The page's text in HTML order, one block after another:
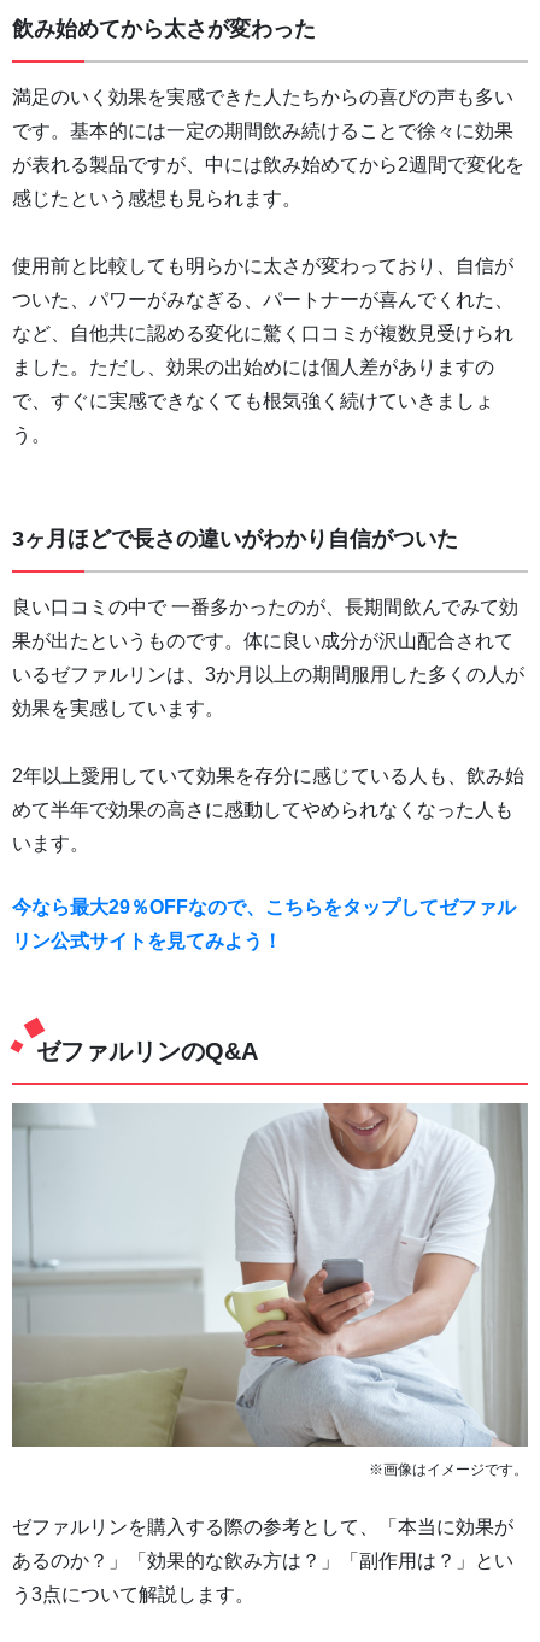
飲み始めてから太さが変わった
満足のいく効果を実感できた人たちからの喜びの声も多い
です。基本的には一定の期間飲み続けることで徐々に効果
が表れる製品ですが、中には飲み始めてから2週間で変化を
感じたという感想も見られます。
使用前と比較しても明らかに太さが変わっており、自信が
ついた、パワーがみなぎる、パートナーが喜んでくれた、
など、自他共に認める変化に驚く口コミが複数見受けられ
ました。ただし、効果の出始めには個人差がありますの
で、すぐに実感できなくても根気強く続けていきましょ
う。
3ヶ月ほどで長さの違いがわかり自信がついた
良い口コミの中で 一番多かったのが、長期間飲んでみて効
果が出たというものです。体に良い成分が沢山配合されて
いるゼファルリンは、3か月以上の期間服用した多くの人が
効果を実感しています。
2年以上愛用していて効果を存分に感じている人も、飲み始
めて半年で効果の高さに感動してやめられなくなった人も
います。
今なら最大29％OFFなので、こちらをタップしてゼファル
リン公式サイトを見てみよう！
ゼファルリンのQ&A
※画像はイメージです。
ゼファルリンを購入する際の参考として、「本当に効果が
あるのか？」「効果的な飲み方は？」「副作用は？」とい
う3点について解説します。